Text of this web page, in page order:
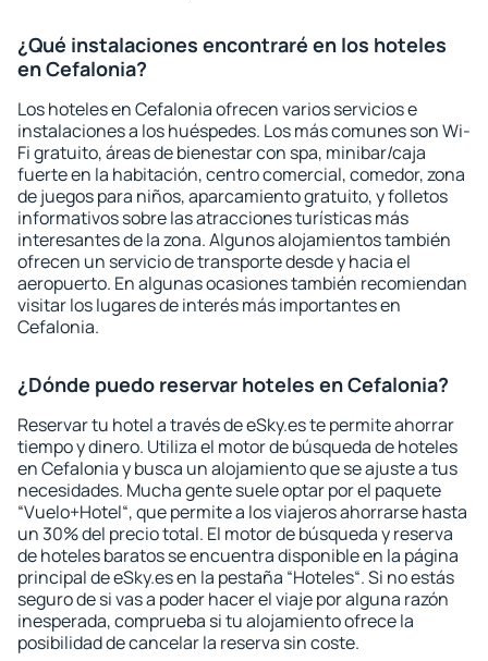
¿Qué instalaciones encontraré en los hoteles
en Cefalonia?
Los hoteles en Cefalonia ofrecen varios servicios e
instalaciones a los huéspedes. Los más comunes son Wi-
Fi gratuito, áreas de bienestar con spa, minibar/caja
fuerte en la habitación, centro comercial, comedor, zona
de juegos para niños, aparcamiento gratuito, y folletos
informativos sobre las atracciones turísticas más
interesantes de la zona. Algunos alojamientos también
ofrecen un servicio de transporte desde y hacia el
aeropuerto. En algunas ocasiones también recomiendan
visitar los lugares de interés más importantes en
Cefalonia.
¿Dónde puedo reservar hoteles en Cefalonia?
Reservar tu hotel a través de eSky.es te permite ahorrar
tiempo y dinero. Utiliza el motor de búsqueda de hoteles
en Cefalonia y busca un alojamiento que se ajuste a tus
necesidades. Mucha gente suele optar por el paquete
“Vuelo+Hotel“, que permite a los viajeros ahorrarse hasta
un 30% del precio total. El motor de búsqueda y reserva
de hoteles baratos se encuentra disponible en la página
principal de eSky.es en la pestaña “Hoteles“. Si no estás
seguro de si vas a poder hacer el viaje por alguna razón
inesperada, comprueba si tu alojamiento ofrece la
posibilidad de cancelar la reserva sin coste.